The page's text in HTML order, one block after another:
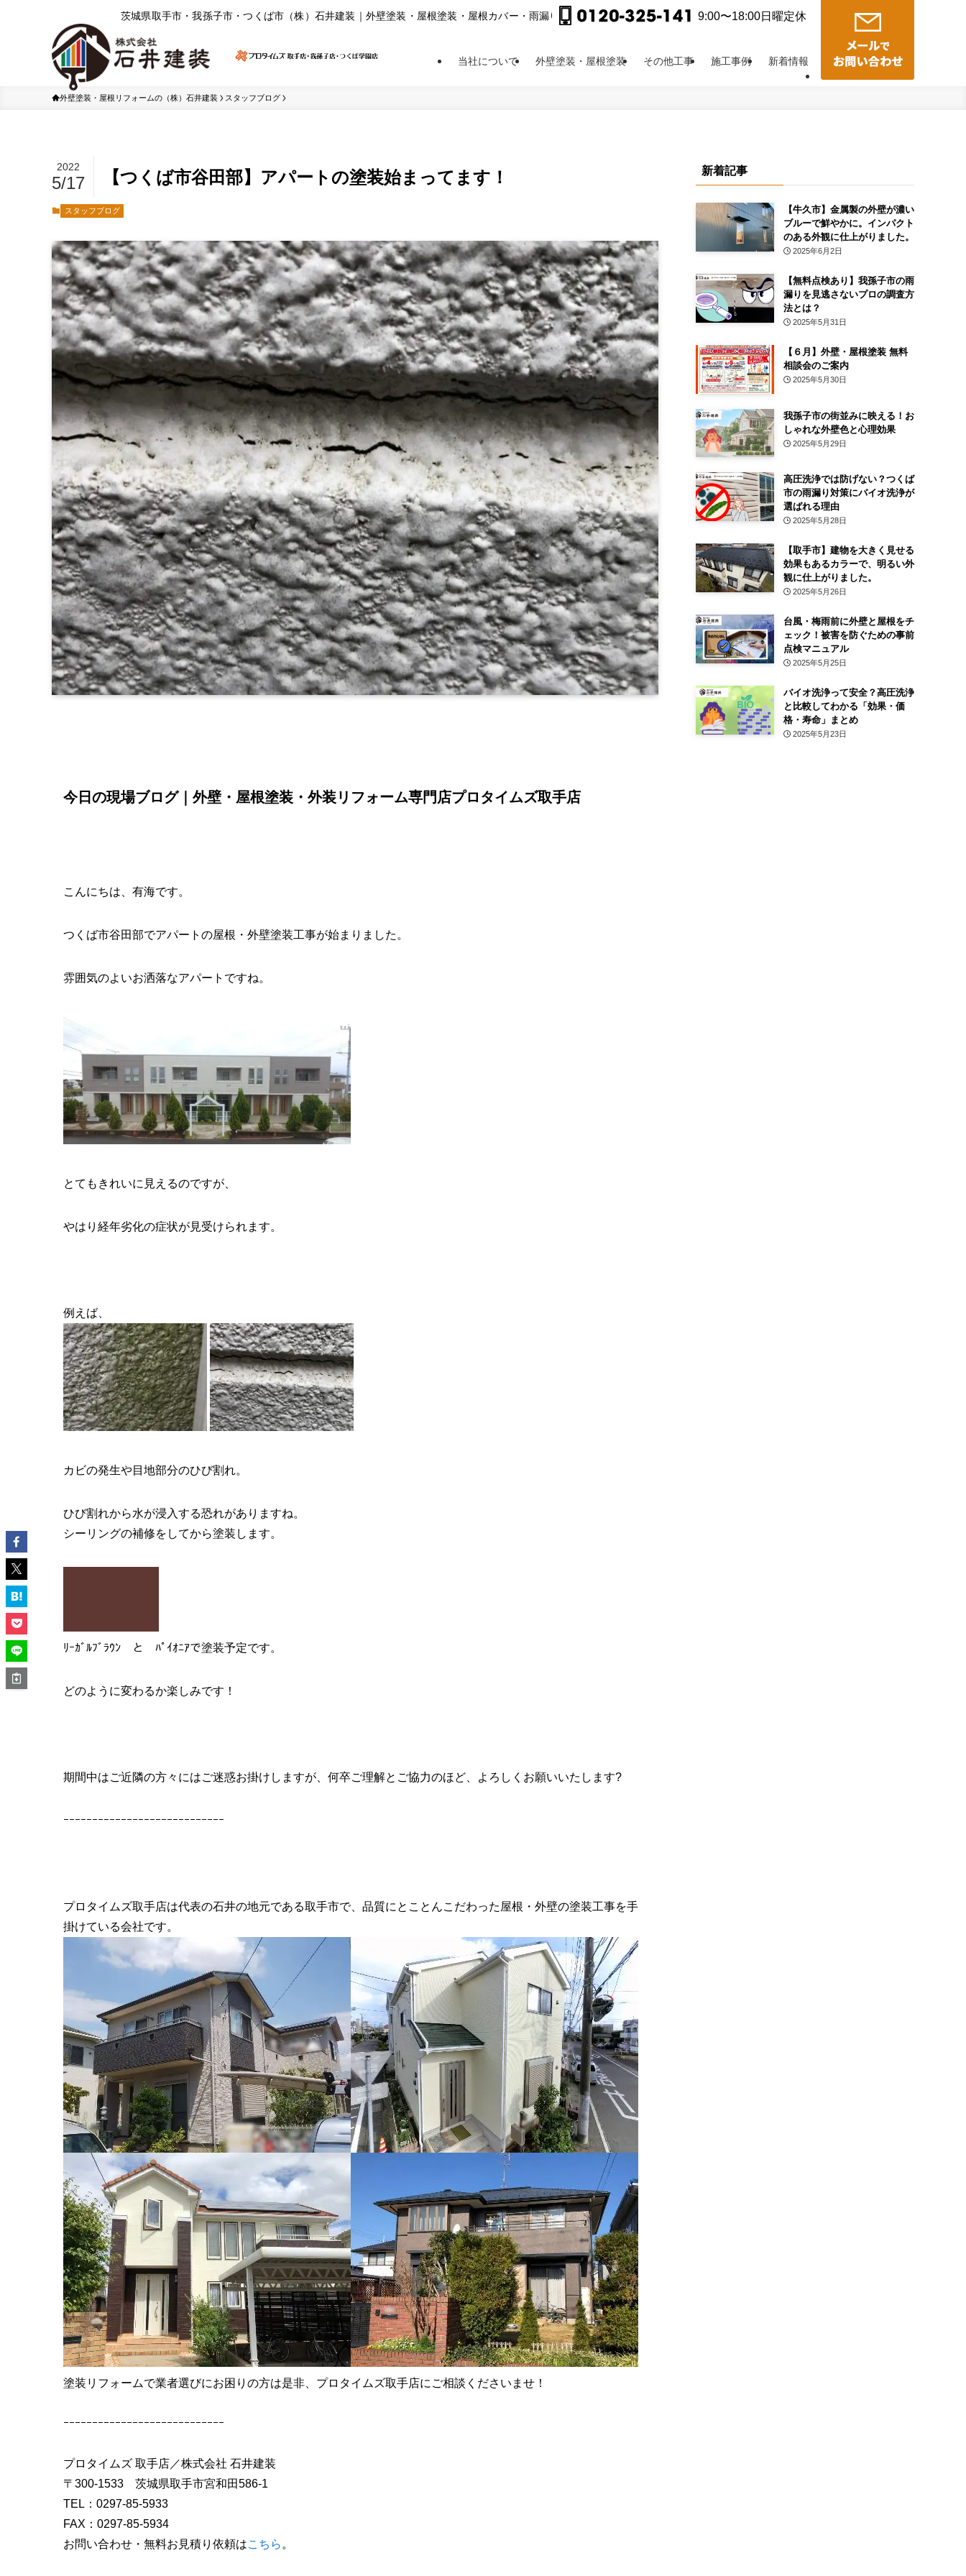
茨城県取⼿市・我孫⼦市・つくば市（株）⽯井建装｜外壁塗装・屋根塗装・屋根カバー・⾬漏り修理他 9:00〜18:00日曜定休
当社について 外壁塗装・屋根塗装 その他工事 施工事例 新着情報
外壁塗装・屋根リフォームの（株）石井建装 スタッフブログ
【つくば市谷田部】アパートの塗装始まってます！
2022
5/17
スタッフブログ
今日の現場ブログ｜外壁・屋根塗装・外装リフォーム専門店プロタイムズ取手店
こんにちは、有海です。
つくば市谷田部でアパートの屋根・外壁塗装工事が始まりました。
雰囲気のよいお洒落なアパートですね。
とてもきれいに見えるのですが、
やはり経年劣化の症状が見受けられます。
例えば、
カビの発生や目地部分のひび割れ。
ひび割れから水が浸入する恐れがありますね。
シーリングの補修をしてから塗装します。
ﾘｰｶﾞﾙﾌﾞﾗｳﾝ と ﾊﾟｲｵﾆｱで塗装予定です。
どのように変わるか楽しみです！
期間中はご近隣の方々にはご迷惑お掛けしますが、何卒ご理解とご協力のほど、よろしくお願いいたします?
ｰｰｰｰｰｰｰｰｰｰｰｰｰｰｰｰｰｰｰｰｰｰｰｰｰｰｰｰ
プロタイムズ取手店は代表の石井の地元である取手市で、品質にとことんこだわった屋根・外壁の塗装工事を手
掛けている会社です。
塗装リフォームで業者選びにお困りの方は是非、プロタイムズ取手店にご相談くださいませ！
ｰｰｰｰｰｰｰｰｰｰｰｰｰｰｰｰｰｰｰｰｰｰｰｰｰｰｰｰ
プロタイムズ 取手店／株式会社 石井建装
〒300-1533 茨城県取手市宮和田586-1
TEL：0297-85-5933
FAX：0297-85-5934
お問い合わせ・無料お見積り依頼はこちら 。
新着記事
【牛久市】金属製の外壁が濃い
ブルーで鮮やかに。インパクト
のある外観に仕上がりました。
2025年6月2日
【無料点検あり】我孫子市の雨
漏りを見逃さないプロの調査方
法とは？
2025年5月31日
【６月】外壁・屋根塗装 無料
相談会のご案内
2025年5月30日
我孫子市の街並みに映える！お
しゃれな外壁色と心理効果
2025年5月29日
高圧洗浄では防げない？つくば
市の雨漏り対策にバイオ洗浄が
選ばれる理由
2025年5月28日
【取手市】建物を大きく見せる
効果もあるカラーで、明るい外
観に仕上がりました。
2025年5月26日
台風・梅雨前に外壁と屋根をチ
ェック！被害を防ぐための事前
点検マニュアル
2025年5月25日
バイオ洗浄って安全？高圧洗浄
と比較してわかる「効果・価
格・寿命」まとめ
2025年5月23日